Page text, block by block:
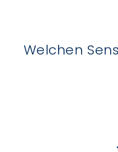
Welchen